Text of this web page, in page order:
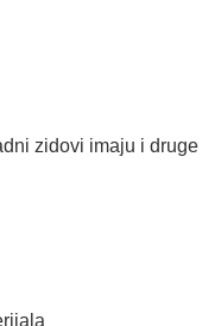
zidovi imaju i druge